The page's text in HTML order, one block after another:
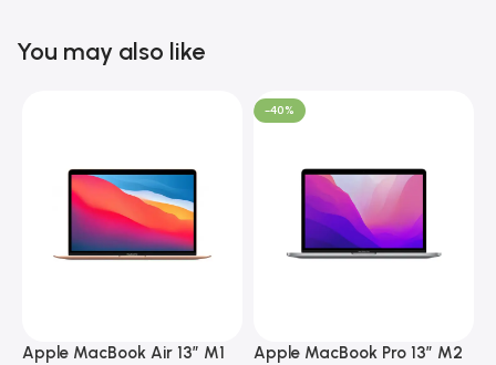
You may also like
Apple MacBook Air 13” M1
-40%
Apple MacBook Pro 13” M2